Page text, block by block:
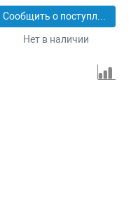
Сообщить о поступлении
Нет в наличии